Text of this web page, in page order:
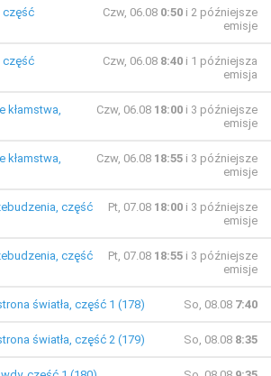
część
Czw, 06.08 0:50 i 2 późniejsze
emisje
część
Czw, 06.08 8:40 i 1 późniejsza
emisja
kłamstwa,
Czw, 06.08 18:00 i 3 późniejsze
emisje
kłamstwa,
Czw, 06.08 18:55 i 3 późniejsze
emisje
część
Pt, 07.08 18:00 i 3 późniejsze
emisje
część
Pt, 07.08 18:55 i 3 późniejsze
emisje
światła, część 1 (178) So, 08.08 7:40
światła, część 2 (179) So, 08.08 8:35